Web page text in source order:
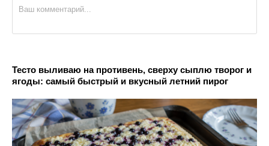
Тесто выливаю на противень, сверху сыплю творог и
ягоды: самый быстрый и вкусный летний пирог